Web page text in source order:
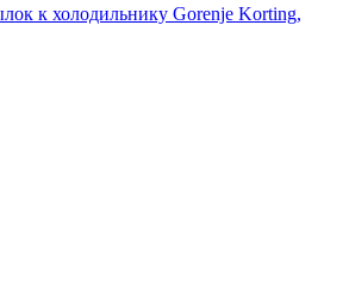
к холодильнику Gorenje Korting,